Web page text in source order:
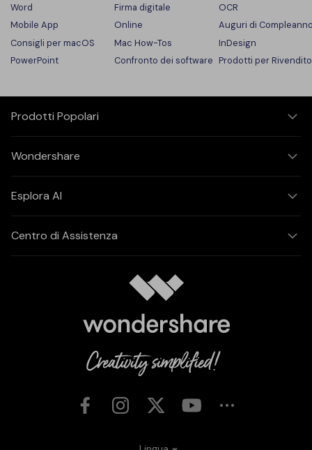
Word
Firma digitale
OCR
Mobile App
Online
Auguri di
Consigli per macOS
Mac How-Tos
InDesign
PowerPoint
Confronto dei software Prodotti per
Prodotti Popolari
Wondershare
Esplora AI
Centro di Assistenza